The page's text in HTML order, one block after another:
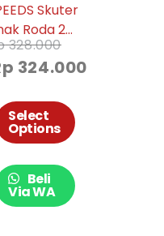
Skuter
Roda 2
Anak
Anak
Anak
dan
Roda LED
328.000
324.000
Select
Options
Beli
Via WA